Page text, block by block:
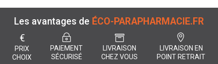
Les avantages de ÉCO-PARAPHARMACIE.FR
€
PRIX
CHOIX
PAIEMENT
SÉCURISÉ
LIVRAISON
CHEZ VOUS
LIVRAISON EN
POINT RETRAIT